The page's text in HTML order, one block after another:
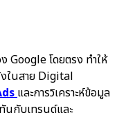
Google โดยตรง ทำให้
งในสาย Digital
และการวิเคราะห์ข้อมูล
นกับเทรนด์และ